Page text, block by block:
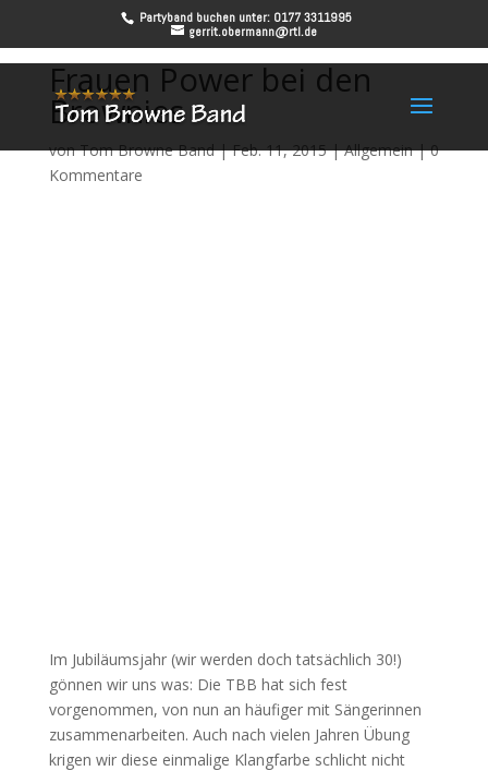
Partyband buchen unter: 0177 3311995
gerrit.obermann@rtl.de
Frauen Power bei den
Brownies
vonTom Browne Band|Feb. 11, 2015|Allgemein|0
Kommentare
Im Jubiläumsjahr (wir werden doch tatsächlich 30!)
gönnen wir uns was: Die TBB hat sich fest
vorgenommen, von nun an häufiger mit Sängerinnen
zusammenarbeiten. Auch nach vielen Jahren Übung
krigen wir diese einmalige Klangfarbe schlicht nicht